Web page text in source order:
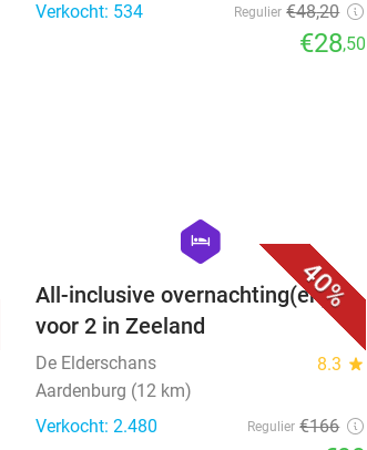
Verkocht: 534
Regulier €48,20
€28,50
40%
hexagon
hotel
All-inclusive overnachting(en)
voor 2 in Zeeland
De Elderschans 8.3 star
Aardenburg (12 km)
Verkocht: 2.480
Regulier €166